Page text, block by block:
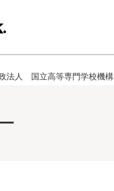
法人 国立高等専門学校機